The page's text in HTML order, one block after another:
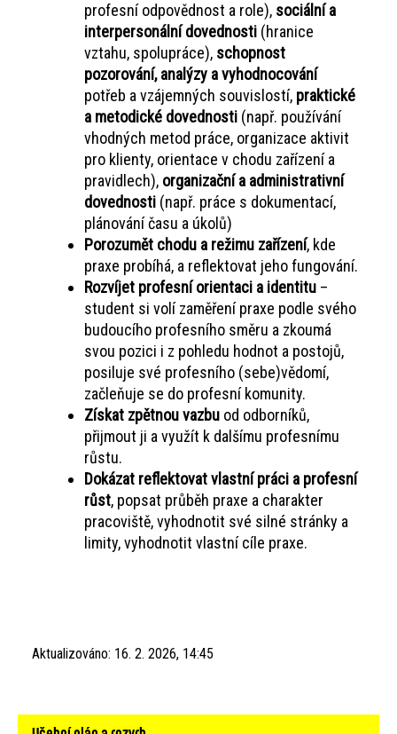
profesní odpovědnost a role), sociální a
interpersonální dovednosti(hranice
vztahu, spolupráce), schopnost
pozorování, analýzy a vyhodnocování
potřeb a vzájemných souvislostí, praktické
a metodické dovednosti(např. používání
vhodných metod práce, organizace aktivit
pro klienty, orientace v chodu zařízení a
pravidlech), organizační a administrativní
dovednosti(např. práce s dokumentací,
plánování času a úkolů)
Porozumět chodu a režimu zařízení, kde
praxe probíhá, a reflektovat jeho fungování.
Rozvíjet profesní orientaci a identitu–
student si volí zaměření praxe podle svého
budoucího profesního směru a zkoumá
svou pozici i z pohledu hodnot a postojů,
posiluje své profesního (sebe)vědomí,
začleňuje se do profesní komunity.
Získat zpětnou vazbuod odborníků,
přijmout ji a využít k dalšímu profesnímu
růstu.
Dokázat reflektovat vlastní práci a profesní
růst, popsat průběh praxe a charakter
pracoviště, vyhodnotit své silné stránky a
limity, vyhodnotit vlastní cíle praxe.
Aktualizováno: 16. 2. 2026, 14:45